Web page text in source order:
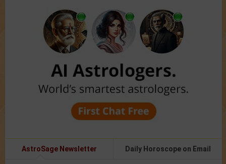
AstroSage Newsletter Daily Horoscope on Email